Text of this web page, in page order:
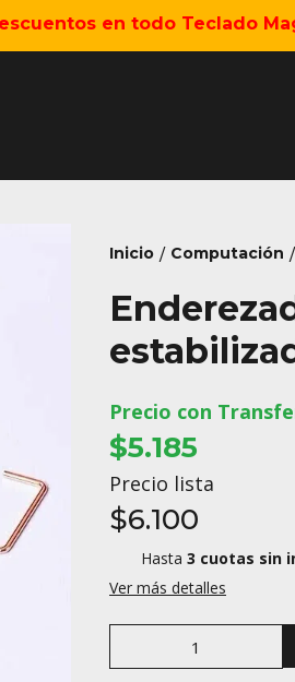
en todo Teclado
Inicio / Computación /
Precio con
$5.185
Precio lista
$6.100
Hasta 3 cuotas sin
Ver más detalles